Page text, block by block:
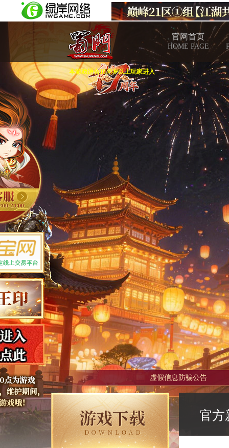
官网首页
HOME PAGE
本游戏适合18周岁以上玩家进入
虚假信息防骗公告
官方